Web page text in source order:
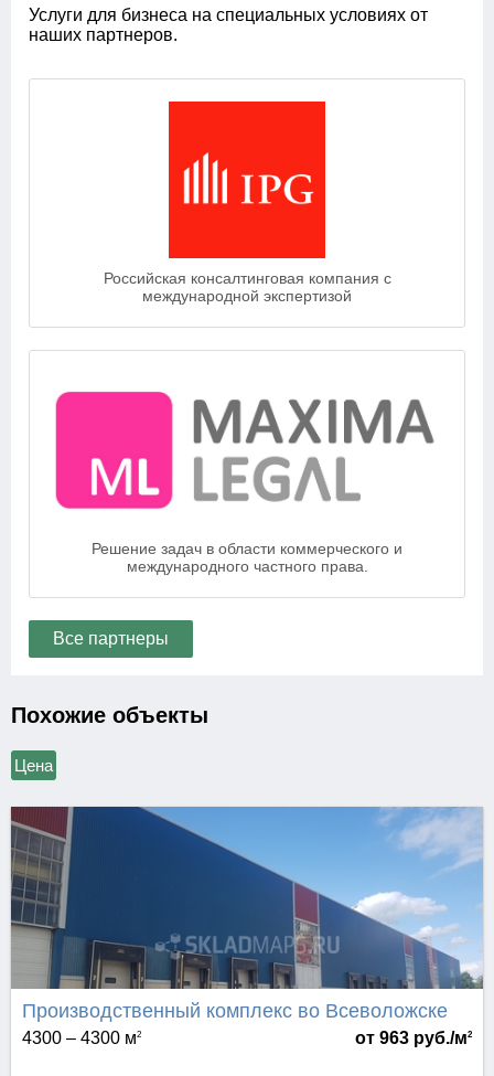
Услуги для бизнеса на специальных условиях от
наших партнеров.
Российская консалтинговая компания с
международной экспертизой
Решение задач в области коммерческого и
международного частного права.
Все партнеры
Похожие объекты
Цена
Производственный комплекс во Всеволожске
4300 – 4300 м2 от 963 руб./м2